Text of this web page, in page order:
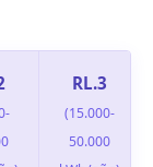
RL.3
(15.000-
50.000